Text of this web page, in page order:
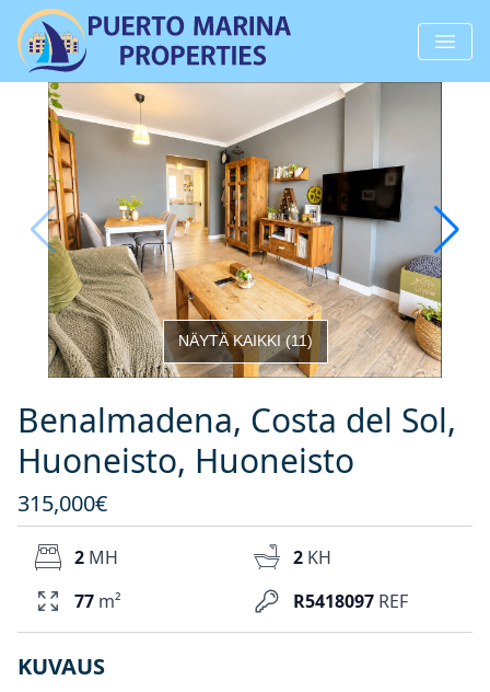
NÄYTÄ KAIKKI(11)
Benalmadena, Costa del Sol,
Huoneisto, Huoneisto
315,000€
R5418097 REF
2 MH 2 KH
77 m²
KUVAUS